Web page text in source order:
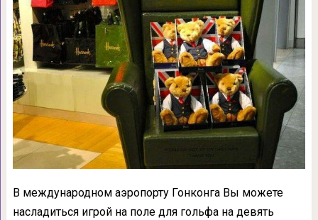
В международном аэропорту Гонконга Вы можете
насладиться игрой на поле для гольфа на девять